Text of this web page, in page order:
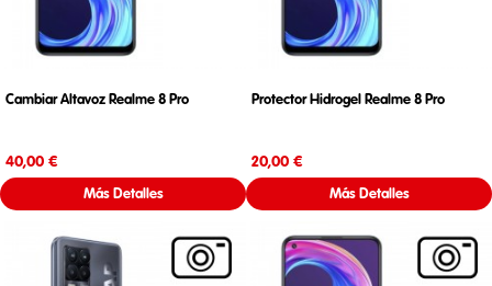
Cambiar Altavoz Realme 8 Pro
40,00 €
Más Detalles
Protector Hidrogel Realme 8 Pro
20,00 €
Más Detalles